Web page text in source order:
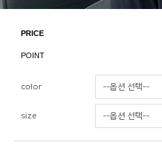
PRICE
POINT
color
size